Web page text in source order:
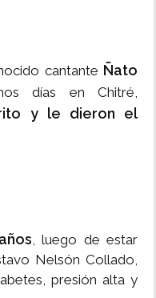
cantante Ñato
días en Chitré,
y le dieron el
, luego de estar
Nelsón Collado,
presión alta y